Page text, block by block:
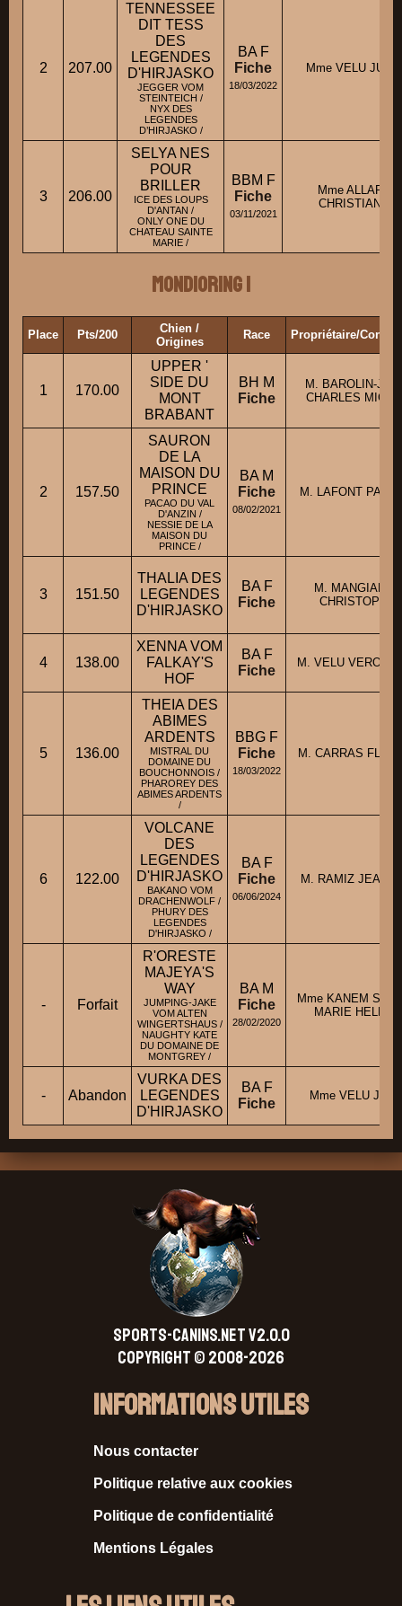
2 207.00
TENNESSEE
DIT TESS
DES
LEGENDES
D'HIRJASKO
JEGGER VOM
STEINTEICH /
NYX DES
LEGENDES
D’HIRJASKO /
BA F
Fiche
18/03/2022
Mme VELU JULIE
3 206.00
SELYA NES
POUR
BRILLER
ICE DES LOUPS
D'ANTAN /
ONLY ONE DU
CHATEAU SAINTE
MARIE /
BBM F
Fiche
03/11/2021
Mme ALLARY
CHRISTIANE
Mondioring 1
Place Pts/200
Chien /
Origines
Race Propriétaire/
1 170.00
UPPER '
SIDE DU
MONT
BRABANT
BH M
Fiche
M. BAROLIN-
CHARLES
2 157.50
SAURON
DE LA
MAISON DU
PRINCE
PACAO DU VAL
D'ANZIN /
NESSIE DE LA
MAISON DU
PRINCE /
BA M
Fiche
08/02/2021
M. LAFONT
3 151.50
THALIA DES
LEGENDES
D'HIRJASKO
BA F
Fiche
M. MANGIAPAN
CHRISTOPHE
4 138.00
XENNA VOM
FALKAY'S
HOF
BA F
Fiche
M. VELU
5 136.00
THEIA DES
ABIMES
ARDENTS
MISTRAL DU
DOMAINE DU
BOUCHONNOIS /
PHAROREY DES
ABIMES ARDENTS
/
BBG F
Fiche
18/03/2022
M. CARRAS
6 122.00
VOLCANE
DES
LEGENDES
D'HIRJASKO
BAKANO VOM
DRACHENWOLF /
PHURY DES
LEGENDES
D'HIRJASKO /
BA F
Fiche
06/06/2024
M. RAMIZ JEAN
- Forfait
R'ORESTE
MAJEYA'S
WAY
JUMPING-JAKE
VOM ALTEN
WINGERTSHAUS /
NAUGHTY KATE
DU DOMAINE DE
MONTGREY /
BA M
Fiche
28/02/2020
Mme KANEM
MARIE HELENE
- Abandon
VURKA DES
LEGENDES
D'HIRJASKO
BA F
Fiche
Mme VELU
SPORTS-CANINS.NET V2.0.0
Copyright © 2008-2026
Informations Utiles
Nous contacter
Politique relative aux cookies
Politique de confidentialité
Mentions Légales